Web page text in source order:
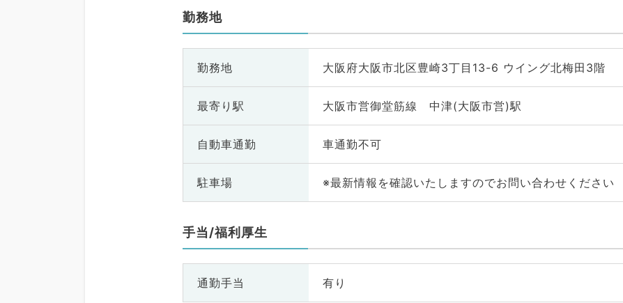
勤務地
勤務地 大阪府大阪市北区豊崎3丁目13-6 ウイング北梅田3階
最寄り駅 大阪市営御堂筋線 中津(大阪市営)駅
自動車通勤 車通勤不可
駐車場 ※最新情報を確認いたしますのでお問い合わせください
手当/福利厚生
通勤手当 有り